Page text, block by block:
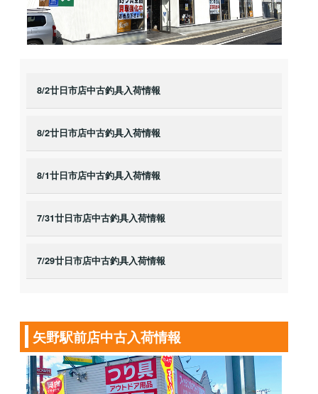
8/2廿日市店中古釣具入荷情報
8/2廿日市店中古釣具入荷情報
8/1廿日市店中古釣具入荷情報
7/31廿日市店中古釣具入荷情報
7/29廿日市店中古釣具入荷情報
矢野駅前店中古入荷情報